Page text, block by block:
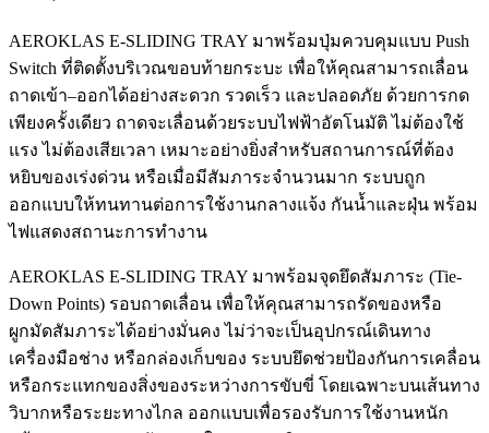
AEROKLAS E-SLIDING TRAY มาพร้อมปุ่มควบคุมแบบ Push
Switch ที่ติดตั้งบริเวณขอบท้ายกระบะ เพื่อให้คุณสามารถเลื่อน
ถาดเข้า–ออกได้อย่างสะดวก รวดเร็ว และปลอดภัย ด้วยการกด
เพียงครั้งเดียว ถาดจะเลื่อนด้วยระบบไฟฟ้าอัตโนมัติ ไม่ต้องใช้
แรง ไม่ต้องเสียเวลา เหมาะอย่างยิ่งสำหรับสถานการณ์ที่ต้อง
หยิบของเร่งด่วน หรือเมื่อมีสัมภาระจำนวนมาก ระบบถูก
ออกแบบให้ทนทานต่อการใช้งานกลางแจ้ง กันน้ำและฝุ่น พร้อม
ไฟแสดงสถานะการทำงาน
AEROKLAS E-SLIDING TRAY มาพร้อมจุดยึดสัมภาระ (Tie-
Down Points) รอบถาดเลื่อน เพื่อให้คุณสามารถรัดของหรือ
ผูกมัดสัมภาระได้อย่างมั่นคง ไม่ว่าจะเป็นอุปกรณ์เดินทาง
เครื่องมือช่าง หรือกล่องเก็บของ ระบบยึดช่วยป้องกันการเคลื่อน
หรือกระแทกของสิ่งของระหว่างการขับขี่ โดยเฉพาะบนเส้นทาง
วิบากหรือระยะทางไกล ออกแบบเพื่อรองรับการใช้งานหนัก